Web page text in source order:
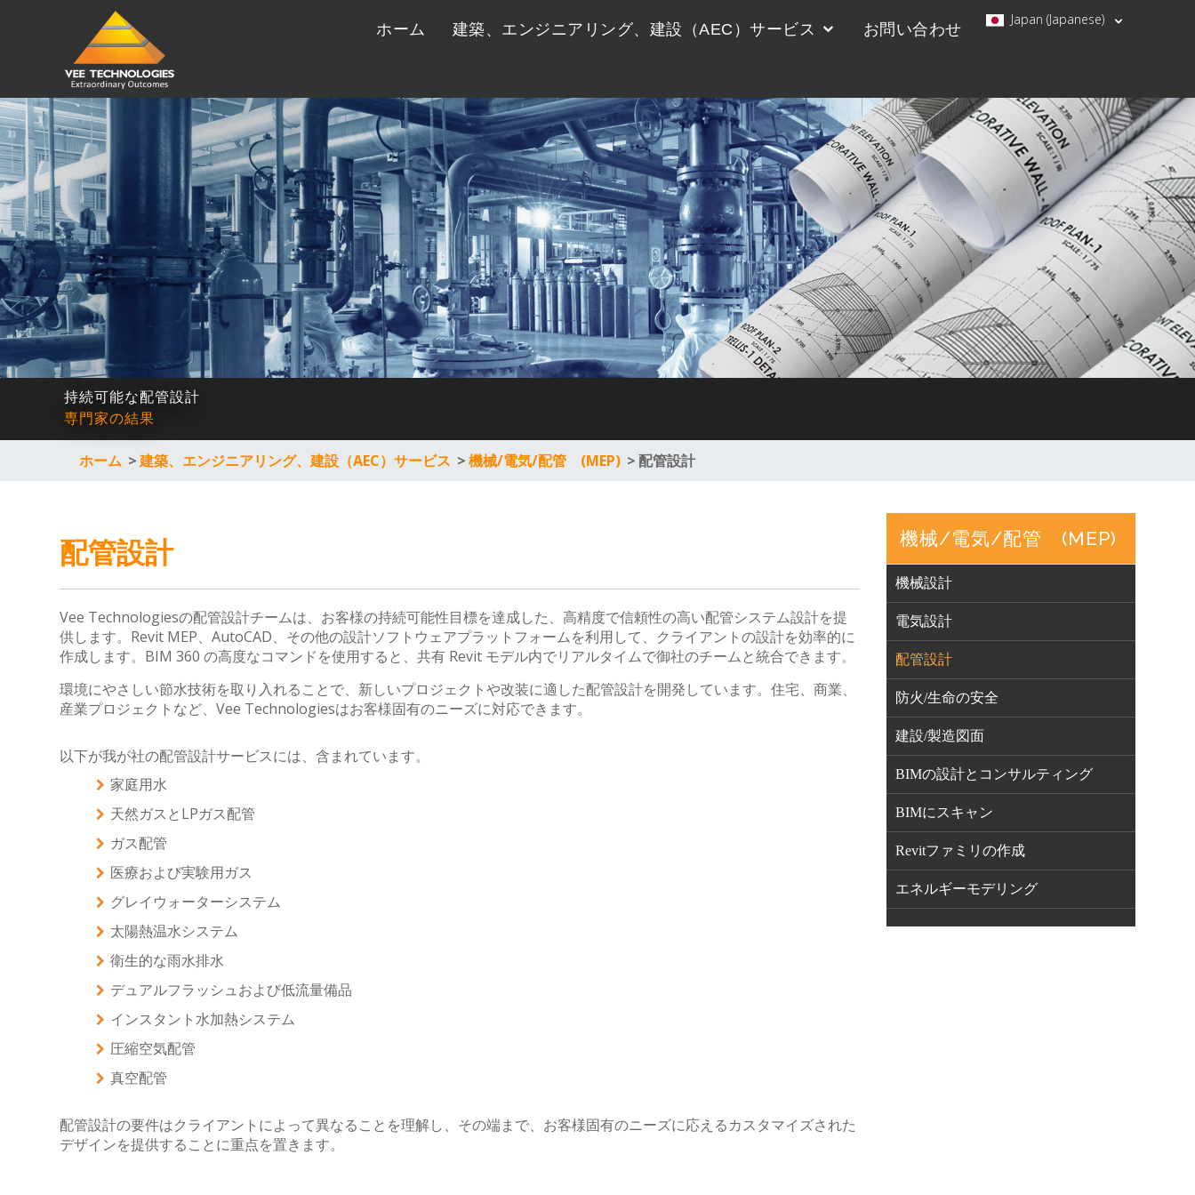
ホーム 建築、エンジニアリング、建設（AEC）サービス お問い合わせ
Japan (Japanese)
持続可能な配管設計
専門家の結果
ホーム >建築、エンジニアリング、建設（AEC）サービス >機械/電気/配管 (MEP) >配管設計
配管設計
Vee Technologiesの配管設計チームは、お客様の持続可能性目標を達成した、高精度で信頼性の高い配管システム設計を提
供します。Revit MEP、AutoCAD、その他の設計ソフトウェアプラットフォームを利用して、クライアントの設計を効率的に
作成します。BIM 360 の高度なコマンドを使用すると、共有 Revit モデル内でリアルタイムで御社のチームと統合できます。
環境にやさしい節水技術を取り入れることで、新しいプロジェクトや改装に適した配管設計を開発しています。住宅、商業、
産業プロジェクトなど、Vee Technologiesはお客様固有のニーズに対応できます。
以下が我が社の配管設計サービスには、含まれています。
家庭用水
天然ガスとLPガス配管
ガス配管
医療および実験用ガス
グレイウォーターシステム
太陽熱温水システム
衛生的な雨水排水
デュアルフラッシュおよび低流量備品
インスタント水加熱システム
圧縮空気配管
真空配管
配管設計の要件はクライアントによって異なることを理解し、その端まで、お客様固有のニーズに応えるカスタマイズされた
デザインを提供することに重点を置きます。
機械/電気/配管 (MEP)
機械設計
電気設計
配管設計
防火/生命の安全
建設/製造図面
BIMの設計とコンサルティング
BIMにスキャン
Revitファミリの作成
エネルギーモデリング